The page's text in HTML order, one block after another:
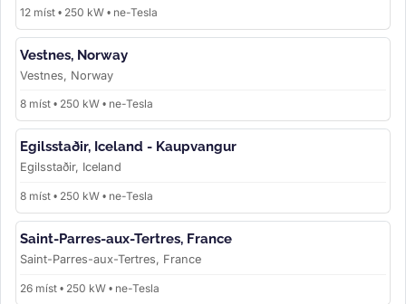
12 míst • 250 kW • ne-Tesla
Vestnes, Norway
Vestnes, Norway
8 míst • 250 kW • ne-Tesla
Egilsstaðir, Iceland - Kaupvangur
Egilsstaðir, Iceland
8 míst • 250 kW • ne-Tesla
Saint-Parres-aux-Tertres, France
Saint-Parres-aux-Tertres, France
26 míst • 250 kW • ne-Tesla